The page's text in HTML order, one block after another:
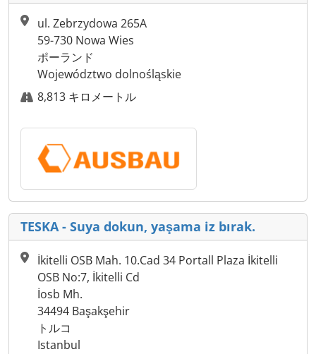
ul. Zebrzydowa 265A
59-730 Nowa Wies
ポーランド
Województwo dolnośląskie
8,813 キロメートル
TESKA - Suya dokun, yaşama iz bırak.
İkitelli OSB Mah. 10.Cad 34 Portall Plaza İkitelli
OSB No:7, İkitelli Cd
İosb Mh.
34494 Başakşehir
トルコ
Istanbul